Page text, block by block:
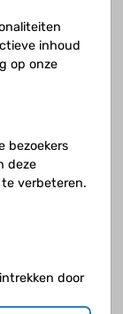
inhoud
op onze
bezoekers
deze
verbeteren.
door